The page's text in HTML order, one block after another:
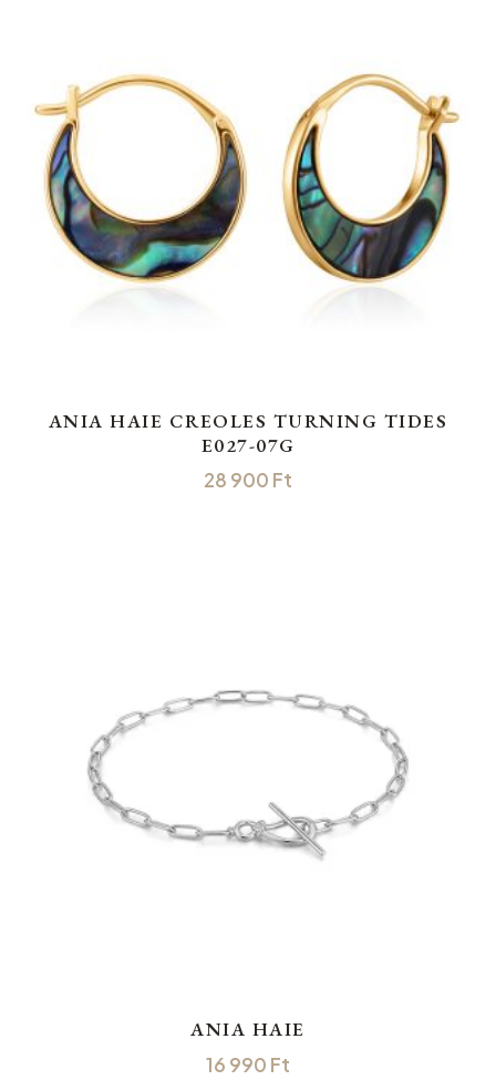
ANIA HAIE CREOLES TURNING TIDES
E027-07G
28 900 Ft
ANIA HAIE
16 990 Ft